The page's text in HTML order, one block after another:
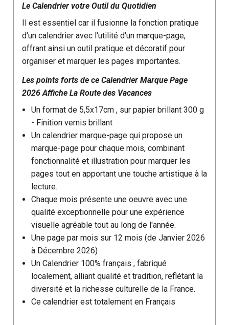
Le Calendrier votre Outil du Quotidien
Il est essentiel car il fusionne la fonction pratique
d'un calendrier avec l'utilité d'un marque-page,
offrant ainsi un outil pratique et décoratif pour
organiser et marquer les pages importantes.
Les points forts de ce Calendrier Marque Page
2026 Affiche La Route des Vacances
Un format de 5,5x17cm , sur papier brillant 300 g
- Finition vernis brillant
Un calendrier marque-page qui propose un
marque-page pour chaque mois, combinant
fonctionnalité et illustration pour marquer les
pages tout en apportant une touche artistique à la
lecture.
Chaque mois présente une oeuvre avec une
qualité exceptionnelle pour une expérience
visuelle agréable tout au long de l'année.
Une page par mois sur 12 mois (de Janvier 2026
à Décembre 2026)
Un Calendrier 100% français , fabriqué
localement, alliant qualité et tradition, reflétant la
diversité et la richesse culturelle de la France.
Ce calendrier est totalement en Français